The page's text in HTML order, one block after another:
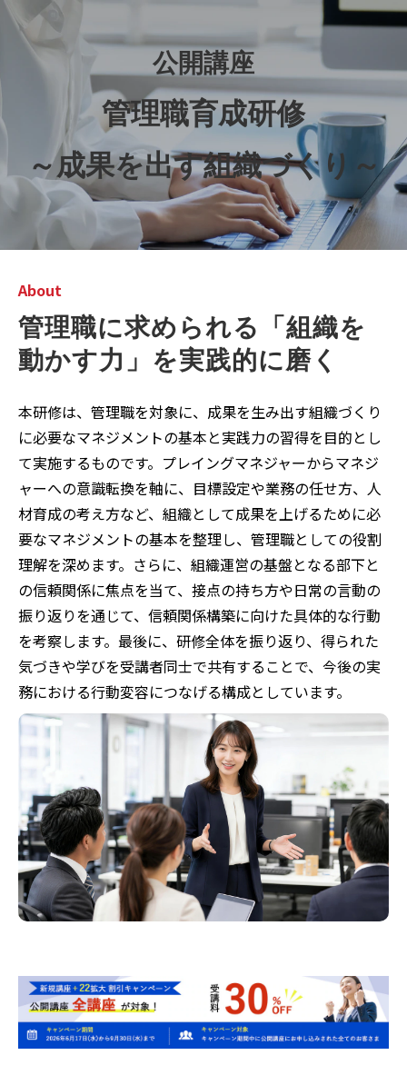
公開講座
管理職育成研修
～成果を出す組織づくり～
About
管理職に求められる「組織を
動かす力」を実践的に磨く
本研修は、管理職を対象に、成果を生み出す組織づくり
に必要なマネジメントの基本と実践力の習得を目的とし
て実施するものです。プレイングマネジャーからマネジ
ャーへの意識転換を軸に、目標設定や業務の任せ方、人
材育成の考え方など、組織として成果を上げるために必
要なマネジメントの基本を整理し、管理職としての役割
理解を深めます。さらに、組織運営の基盤となる部下と
の信頼関係に焦点を当て、接点の持ち方や日常の言動の
振り返りを通じて、信頼関係構築に向けた具体的な行動
を考察します。最後に、研修全体を振り返り、得られた
気づきや学びを受講者同士で共有することで、今後の実
務における行動変容につなげる構成としています。